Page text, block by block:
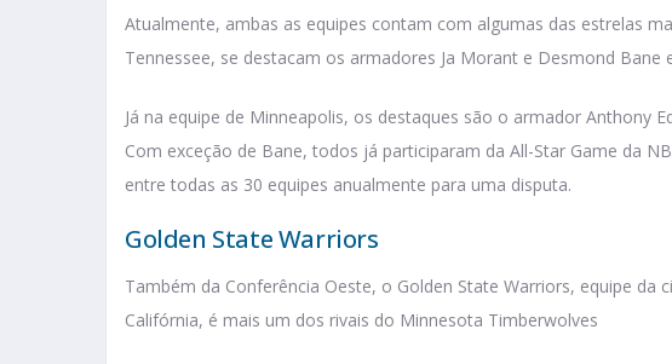
Atualmente, ambas as equipes contam com algumas das estrelas
Tennessee, se destacam os armadores Ja Morant e Desmond Bane
Já na equipe de Minneapolis, os destaques são o armador Anthony
Com exceção de Bane, todos já participaram da All-Star Game da
entre todas as 30 equipes anualmente para uma disputa.
Golden State Warriors
Também da Conferência Oeste, o Golden State Warriors, equipe da
Califórnia, é mais um dos rivais do Minnesota Timberwolves